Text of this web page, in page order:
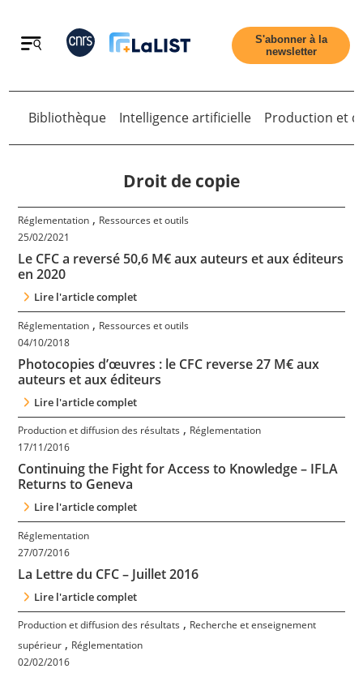
Retour
Accueil
Tous les articles
Qui sommes nous ?
Contact
Nous suivre
S'abonner à la
newsletter
Bibliothèque Intelligence artificielle Production et
Droit de copie
Réglementation , Ressources et outils
25/02/2021
Le CFC a reversé 50,6 M€ aux auteurs et aux éditeurs
en 2020
Lire l'article complet
Réglementation , Ressources et outils
04/10/2018
Photocopies d’œuvres : le CFC reverse 27 M€ aux
auteurs et aux éditeurs
Lire l'article complet
Production et diffusion des résultats , Réglementation
17/11/2016
Continuing the Fight for Access to Knowledge – IFLA
Returns to Geneva
Lire l'article complet
Réglementation
27/07/2016
La Lettre du CFC – Juillet 2016
Lire l'article complet
Production et diffusion des résultats , Recherche et enseignement
supérieur , Réglementation
02/02/2016